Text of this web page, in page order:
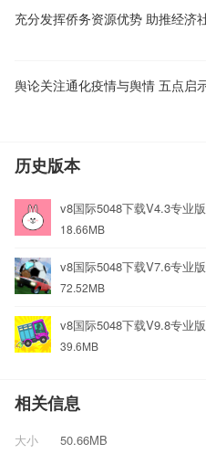
历史版本
v8国际5048下载V4.3专业版
18.66MB
v8国际5048下载V7.6专业版
72.52MB
v8国际5048下载V9.8专业版
39.6MB
相关信息
大小
50.66MB